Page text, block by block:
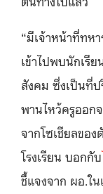
“มีเจ้าหน้าที่ทหา
เข้าไปพบนักเรี
สังคม ซึ่งเป็นที่
พานไหว้ครูออก
จากโซเชียลขอ
โรงเรียน บอกกับ
ชี้แจงจาก ผอ.ใ